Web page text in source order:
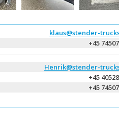
klaus@stender-
+45
Henrik@stender-
+45
+45